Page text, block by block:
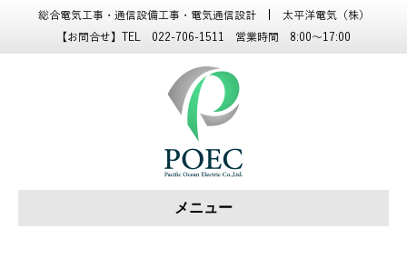
総合電気工事・通信設備工事・電気通信設計 | 太平洋電気（株）
【お問合せ】TEL 022-706-1511 営業時間 8:00～17:00
メニュー